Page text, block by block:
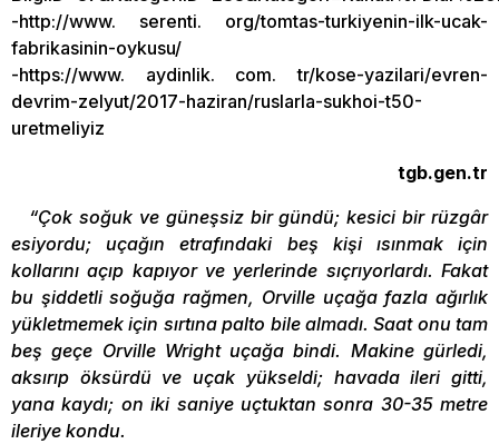
-http://www. serenti. org/tomtas-turkiyenin-ilk-ucak-
fabrikasinin-oykusu/
-https://www. aydinlik. com. tr/kose-yazilari/evren-
devrim-zelyut/2017-haziran/ruslarla-sukhoi-t50-
uretmeliyiz
tgb.gen.tr
“Çok soğuk ve güneşsiz bir gündü; kesici bir rüzgâr
esiyordu; uçağın etrafındaki beş kişi ısınmak için
kollarını açıp kapıyor ve yerlerinde sıçrıyorlardı. Fakat
bu şiddetli soğuğa rağmen, Orville uçağa fazla ağırlık
yükletmemek için sırtına palto bile almadı. Saat onu tam
beş geçe Orville Wright uçağa bindi. Makine gürledi,
aksırıp öksürdü ve uçak yükseldi; havada ileri gitti,
yana kaydı; on iki saniye uçtuktan sonra 30-35 metre
ileriye kondu.